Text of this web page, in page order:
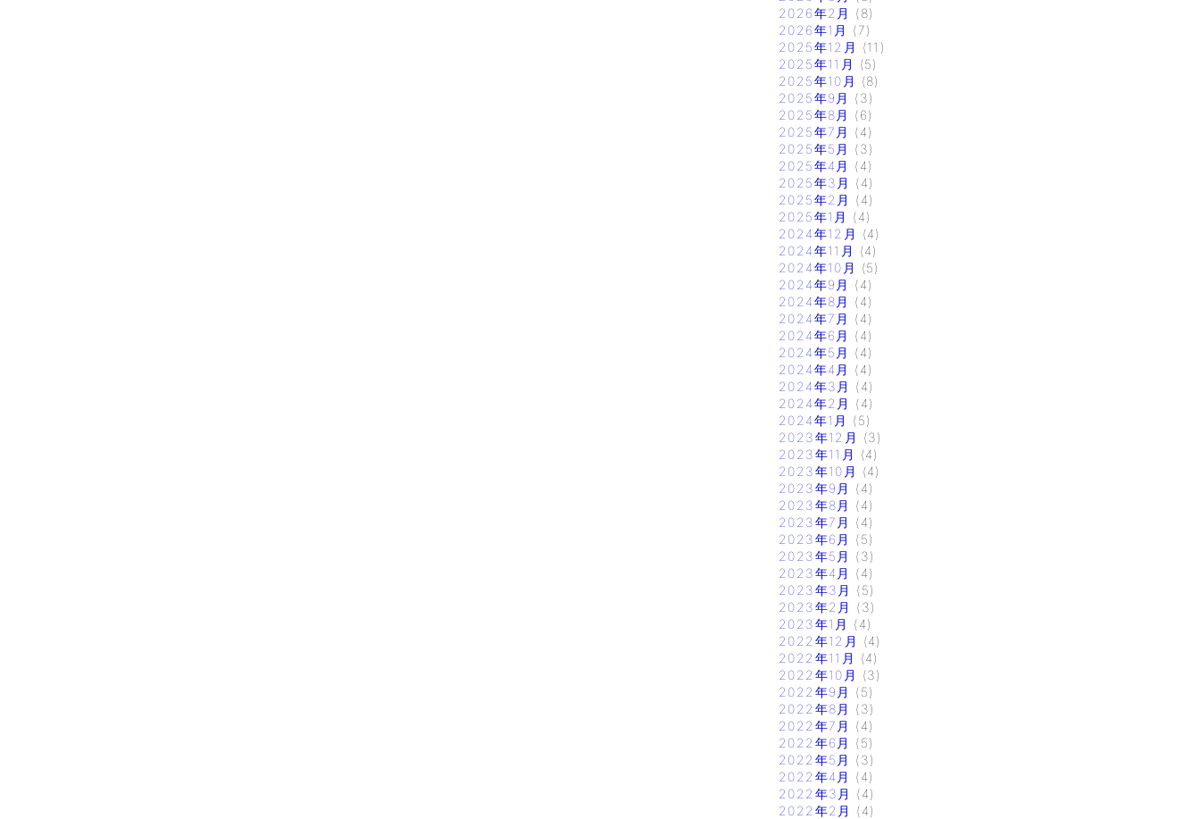
2026年2月
(8)
2026年1月
(7)
2025年12月
(11)
2025年11月
(5)
2025年10月
(8)
2025年9月
(3)
2025年8月
(6)
2025年7月
(4)
2025年5月
(3)
2025年4月
(4)
2025年3月
(4)
2025年2月
(4)
2025年1月
(4)
2024年12月
(4)
2024年11月
(4)
2024年10月
(5)
2024年9月
(4)
2024年8月
(4)
2024年7月
(4)
2024年6月
(4)
2024年5月
(4)
2024年4月
(4)
2024年3月
(4)
2024年2月
(4)
2024年1月
(5)
2023年12月
(3)
2023年11月
(4)
2023年10月
(4)
2023年9月
(4)
2023年8月
(4)
2023年7月
(4)
2023年6月
(5)
2023年5月
(3)
2023年4月
(4)
2023年3月
(5)
2023年2月
(3)
2023年1月
(4)
2022年12月
(4)
2022年11月
(4)
2022年10月
(3)
2022年9月
(5)
2022年8月
(3)
2022年7月
(4)
2022年6月
(5)
2022年5月
(3)
2022年4月
(4)
2022年3月
(4)
2022年2月
(4)